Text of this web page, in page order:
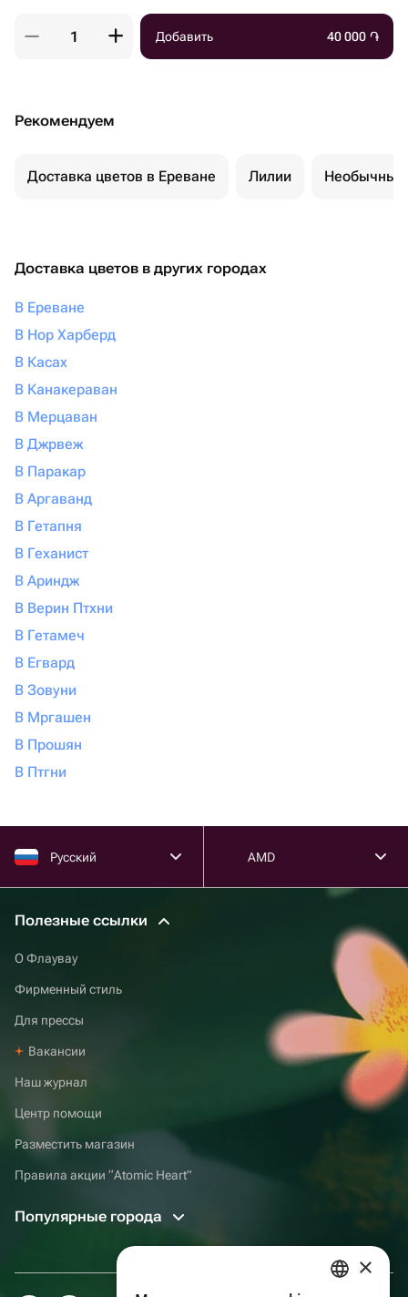
Добавить 40 000 ֏
Рекомендуем
Доставка цветов в Ереване Лилии Необычные
Доставка цветов в других городах
В Ереване
В Нор Харберд
В Касах
В Канакераван
В Мерцаван
В Джрвеж
В Паракар
В Аргаванд
В Гетапня
В Геханист
В Ариндж
В Верин Птхни
В Гетамеч
В Егвард
В Зовуни
В Мргашен
В Прошян
В Птгни
Русский AMD
Полезные ссылки
О Флаувау
Фирменный стиль
Для прессы
Вакансии
Наш журнал
Центр помощи
Разместить магазин
Правила акции “Atomic Heart”
Популярные города
×